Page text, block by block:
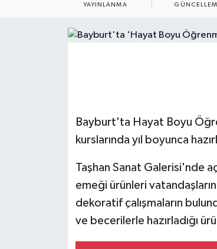
YAYINLANMA
Bayburt'ta Hayat Boyu
kurslarında yıl boyunca
Taşhan Sanat Galerisi'nde
emeği ürünleri
dekoratif çalışmaların
ve becerilerle hazırladığı
EKONOMİ
English News